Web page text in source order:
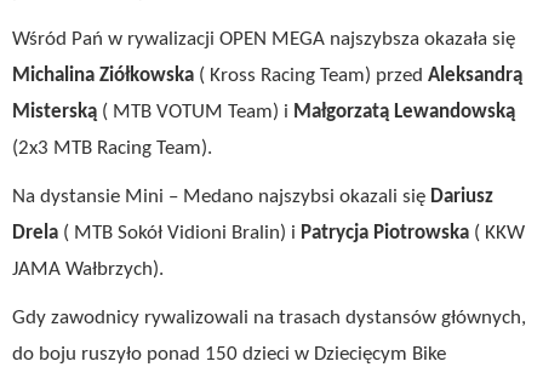
Wśród Pań w rywalizacji OPEN MEGA najszybsza okazała się
Michalina Ziółkowska ( Kross Racing Team) przed Aleksandrą
Misterską ( MTB VOTUM Team) i Małgorzatą Lewandowską
(2x3 MTB Racing Team).
Na dystansie Mini – Medano najszybsi okazali się Dariusz
Drela ( MTB Sokół Vidioni Bralin) i Patrycja Piotrowska ( KKW
JAMA Wałbrzych).
Gdy zawodnicy rywalizowali na trasach dystansów głównych,
do boju ruszyło ponad 150 dzieci w Dziecięcym Bike